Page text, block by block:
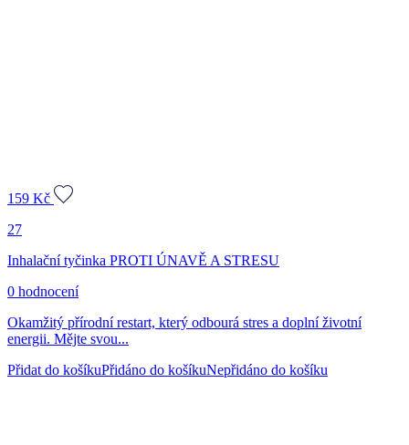
159 Kč
27
Inhalační tyčinka PROTI ÚNAVĚ A STRESU
0 hodnocení
Okamžitý přírodní restart, který odbourá stres a doplní životní
energii. Mějte svou...
Přidat do košíkuPřidáno do košíkuNepřidáno do košíku